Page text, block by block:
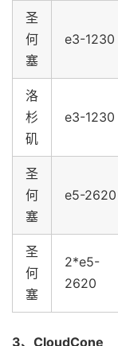
圣
何
塞
e3-1230
洛
杉
矶
e3-1230
圣
何
塞
e5-2620
圣
何
塞
2*e5-
2620
3、CloudCone